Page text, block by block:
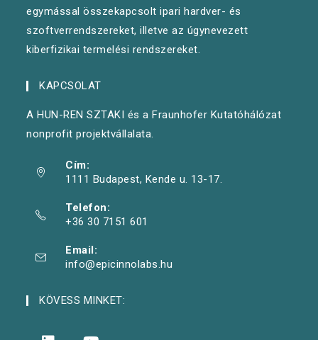
egymással összekapcsolt ipari hardver- és
szoftverrendszereket, illetve az úgynevezett
kiberfizikai termelési rendszereket.
KAPCSOLAT
A HUN-REN SZTAKI és a Fraunhofer Kutatóhálózat
nonprofit projektvállalata.
Cím:
1111 Budapest, Kende u. 13-17.
Telefon:
+36 30 7151 601
Email:
info@epicinnolabs.hu
KÖVESS MINKET: